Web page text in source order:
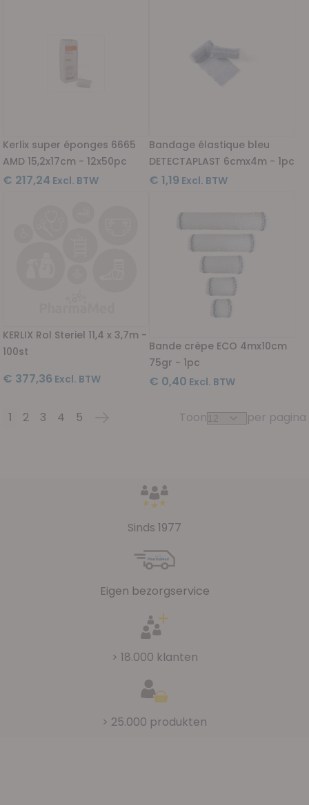
Kerlix super éponges 6665
AMD 15,2x17cm - 12x50pc
€ 217,24
Bandage élastique bleu
DETECTAPLAST 6cmx4m - 1pc
€ 1,19
KERLIX Rol Steriel 11,4 x 3,7m -
100st
€ 377,36
Bande crèpe ECO 4mx10cm
75gr - 1pc
€ 0,40
Pagina
U lees momenteel pagina
1 Pagina
2 Pagina
3 Pagina
4 Pagina
5 Toon per pagina
Sinds 1977
Eigen bezorgservice
> 18.000 klanten
> 25.000 produkten